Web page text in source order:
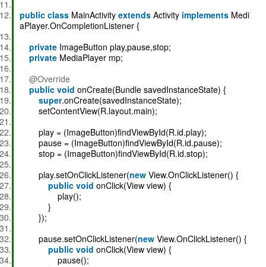
public class MainActivity extends Activity implements Medi
aPlayer.OnCompletionListener {
private ImageButton play,pause,stop;
private MediaPlayer mp;
@Override
public void onCreate(Bundle savedInstanceState) {
super.onCreate(savedInstanceState);
setContentView(R.layout.main);
play = (ImageButton)findViewById(R.id.play);
pause = (ImageButton)findViewById(R.id.pause);
stop = (ImageButton)findViewById(R.id.stop);
play.setOnClickListener(new View.OnClickListener() {
public void onClick(View view) {
play();
}
});
pause.setOnClickListener(new View.OnClickListener() {
public void onClick(View view) {
pause();